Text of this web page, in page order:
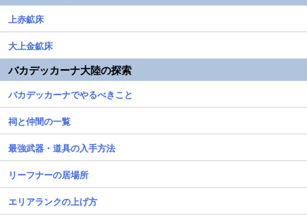
上赤鉱床
大上金鉱床
バカデッカーナ大陸の探索
バカデッカーナでやるべきこと
祠と仲間の一覧
最強武器・道具の入手方法
リーフナーの居場所
エリアランクの上げ方